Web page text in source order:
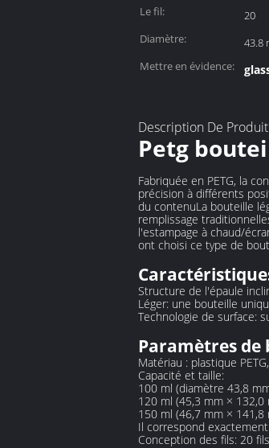
Le fil:
20
Diamètre:
43.8
Mettre en évidence:
Description De Produit
Petg
Fabriquée en PETG, la
précision à différents
du contenuLa bouteille
remplissage
l'estampage à chaud/
ont choisi ce type de
Structure de l'épaule
Léger: une bouteille
Technologie de surface:
Paramètres de
Matériau : plastique
Capacité et taille:
100 ml (diamètre 43,8
120 ml (45,3 mm × 132,0
150 ml (46,7 mm × 141,8
Il correspond
Conception des fils: 20